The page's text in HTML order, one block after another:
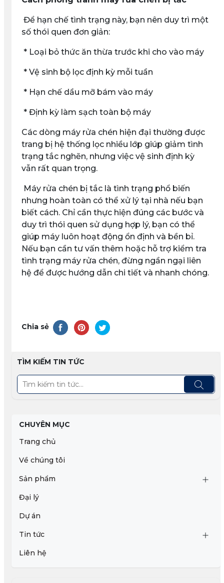
Để hạn chế tình trạng này, bạn nên duy trì một
số thói quen đơn giản:
* Loại bỏ thức ăn thừa trước khi cho vào máy
* Vệ sinh bộ lọc định kỳ mỗi tuần
* Hạn chế dầu mỡ bám vào máy
* Định kỳ làm sạch toàn bộ máy
Các dòng máy rửa chén hiện đại thường được
trang bị hệ thống lọc nhiều lớp giúp giảm tình
trạng tắc nghẽn, nhưng việc vệ sinh định kỳ
vẫn rất quan trọng.
Máy rửa chén bị tắc là tình trạng phổ biến
nhưng hoàn toàn có thể xử lý tại nhà nếu bạn
biết cách. Chỉ cần thực hiện đúng các bước và
duy trì thói quen sử dụng hợp lý, bạn có thể
giúp máy luôn hoạt động ổn định và bền bỉ.
Nếu bạn cần tư vấn thêm hoặc hỗ trợ kiểm tra
tình trạng máy rửa chén, đừng ngần ngại liên
hệ để được hướng dẫn chi tiết và nhanh chóng.
Chia sẻ
TÌM KIẾM TIN TỨC
CHUYÊN MỤC
Trang chủ
Về chúng tôi
Sản phẩm
Đại lý
Dự án
Tin tức
Liên hệ